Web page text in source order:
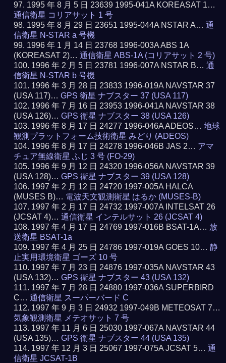
1995 年 8 月 5 日 23639 1995-041A KOREASAT 1…
通信衛星 コリアサット 1 号
1995 年 8 月 29 日 23651 1995-044A NSTAR A…通
信衛星 N-STAR a 号機
1996 年 1 月 14 日 23768 1996-003A ABS 1A
(KOREASAT 2)…通信衛星 ABS-1A (コリアサット 2 号)
1996 年 2 月 5 日 23781 1996-007A NSTAR B…通
信衛星 N-STAR b 号機
1996 年 3 月 28 日 23833 1996-019A NAVSTAR 37
(USA 117)…GPS 衛星 ナブスター 37 (USA 117)
1996 年 7 月 16 日 23953 1996-041A NAVSTAR 38
(USA 126)…GPS 衛星 ナブスター 38 (USA 126)
1996 年 8 月 17 日 24277 1996-046A ADEOS…地球
観測プラットフォーム技術衛星 みどり (ADEOS)
1996 年 8 月 17 日 24278 1996-046B JAS 2… アマ
チュア無線衛星 ふじ 3 号 (FO-29)
1996 年 9 月 12 日 24320 1996-056A NAVSTAR 39
(USA 128)…GPS 衛星 ナブスター 39 (USA 128)
1997 年 2 月 12 日 24720 1997-005A HALCA
(MUSES B)… 電波天文観測衛星 はるか (MUSES-B)
1997 年 2 月 17 日 24732 1997-007A INTELSAT 26
(JCSAT 4)…通信衛星 インテルサット 26 (JCSAT 4)
1997 年 4 月 17 日 24769 1997-016B BSAT-1A… 放
送衛星 BSAT-1a
1997 年 4 月 25 日 24786 1997-019A GOES 10…静
止実用環境衛星 ゴーズ 10 号
1997 年 7 月 23 日 24876 1997-035A NAVSTAR 43
(USA 132)…GPS 衛星 ナブスター 43 (USA 132)
1997 年 7 月 28 日 24880 1997-036A SUPERBIRD
C…通信衛星 スーパーバード C
1997 年 9 月 3 日 24932 1997-049B METEOSAT 7…
気象観測衛星 メテオサット 7 号
1997 年 11 月 6 日 25030 1997-067A NAVSTAR 44
(USA 135)…GPS 衛星 ナブスター 44 (USA 135)
1997 年 12 月 3 日 25067 1997-075A JCSAT 5…通
信衛星 JCSAT-1B